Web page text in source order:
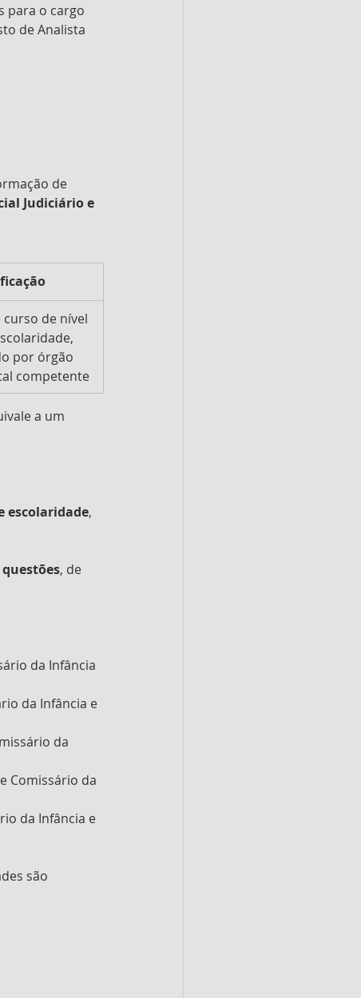
para o cargo
de Analista
de
Judiciário e
curso de nível
por órgão
competente
a um
escolaridade,
questões, de
da Infância
da Infância e
da
Comissário da
da Infância e
são